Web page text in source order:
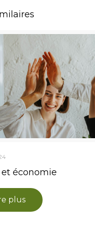
économie
plus